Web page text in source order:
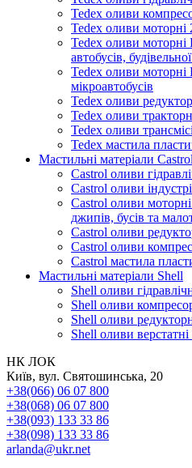
Tedex оливи
Tedex оливи моторні
Tedex оливи моторні
автобусів,
Tedex оливи моторні
мікроавтобусів
Tedex оливи
Tedex оливи
Tedex оливи
Tedex мастила
Мастильні матеріали Castrol
Castrol оливи
Castrol оливи
Castrol оливи
джипів, бусів та
Castrol оливи
Castrol оливи
Castrol мастила
Мастильні матеріали Shell
Shell оливи
Shell оливи
Shell оливи
Shell оливи верстатні
НК ЛОК
Київ, вул. Святошинська, 20
+38(066) 06 07 800
+38(068) 06 07 800
+38(093) 133 33 86
+38(098) 133 33 86
arlanda@ukr.net